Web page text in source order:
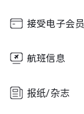
Sunday接受电子会
航班信息
报纸/杂志